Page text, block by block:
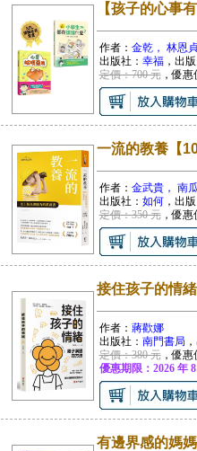
【孩子的心事
作者： 金乾， 林恩
出版社： 幸福，出
定價：700 元，優惠
一流的教養【
作者： 金武貴， 南
出版社： 如何，出
定價：350 元，優惠
接住孩子的情緒
作者： 蔣歡娜
出版社： 南門書局
定價：380 元，優惠
優惠期限：2026 年
有邊界感的媽